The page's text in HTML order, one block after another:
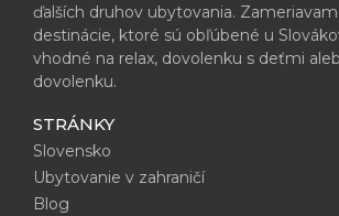
ďalších druhov ubytovania.
destinácie, ktoré sú obľúbené u
vhodné na relax, dovolenku s deťmi
dovolenku.
STRÁNKY
Slovensko
Ubytovanie v zahraničí
Blog